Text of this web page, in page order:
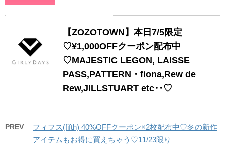
【ZOZOTOWN】本日7/5限定
♡¥1,000OFFクーポン配布中
♡MAJESTIC LEGON, LAISSE
PASS,PATTERN・fiona,Rew de
Rew,JILLSTUART etc‥♡
PREV
フィフス(fifth) 40%OFFクーポン×2枚配布中♡冬の新作
アイテムもお得に買えちゃう♡11/23限り